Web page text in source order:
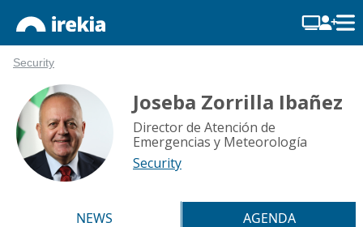
Security
Joseba Zorrilla Ibañez
Director de Atención de
Emergencias y Meteorología
Security
NEWS
AGENDA